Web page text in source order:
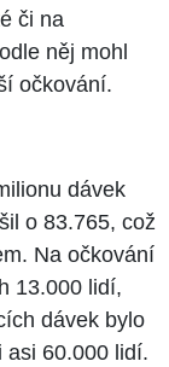
či na
něj mohl
očkování.
dávek
o 83.765, což
Na očkování
13.000 lidí,
dávek bylo
asi 60.000 lidí.